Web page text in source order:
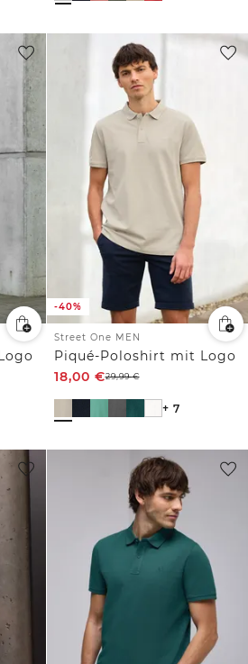
-40%
Street One MEN
Piqué-Poloshirt mit Logo
18,00 €29,99€
+ 7